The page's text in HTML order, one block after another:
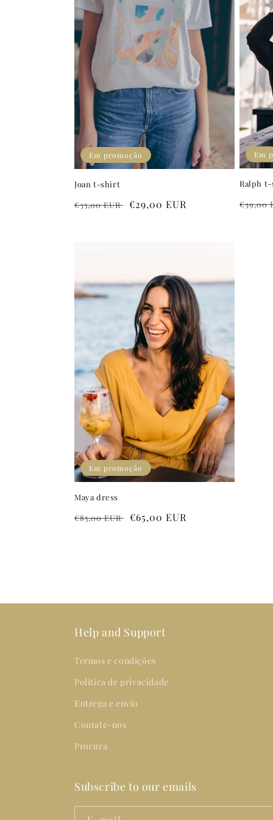
Em promoção
Joan t-shirt
Preço
€35,00 EUR Preço
€29,00 EUR
Em
Ralph
Preço
€39,00
Em promoção
Maya dress
Preço
€85,00 EUR Preço
€65,00 EUR
Help and Support
Termos e condições
Política de privacidade
Entrega e envio
Contate-nos
Procura
Subscribe to our emails